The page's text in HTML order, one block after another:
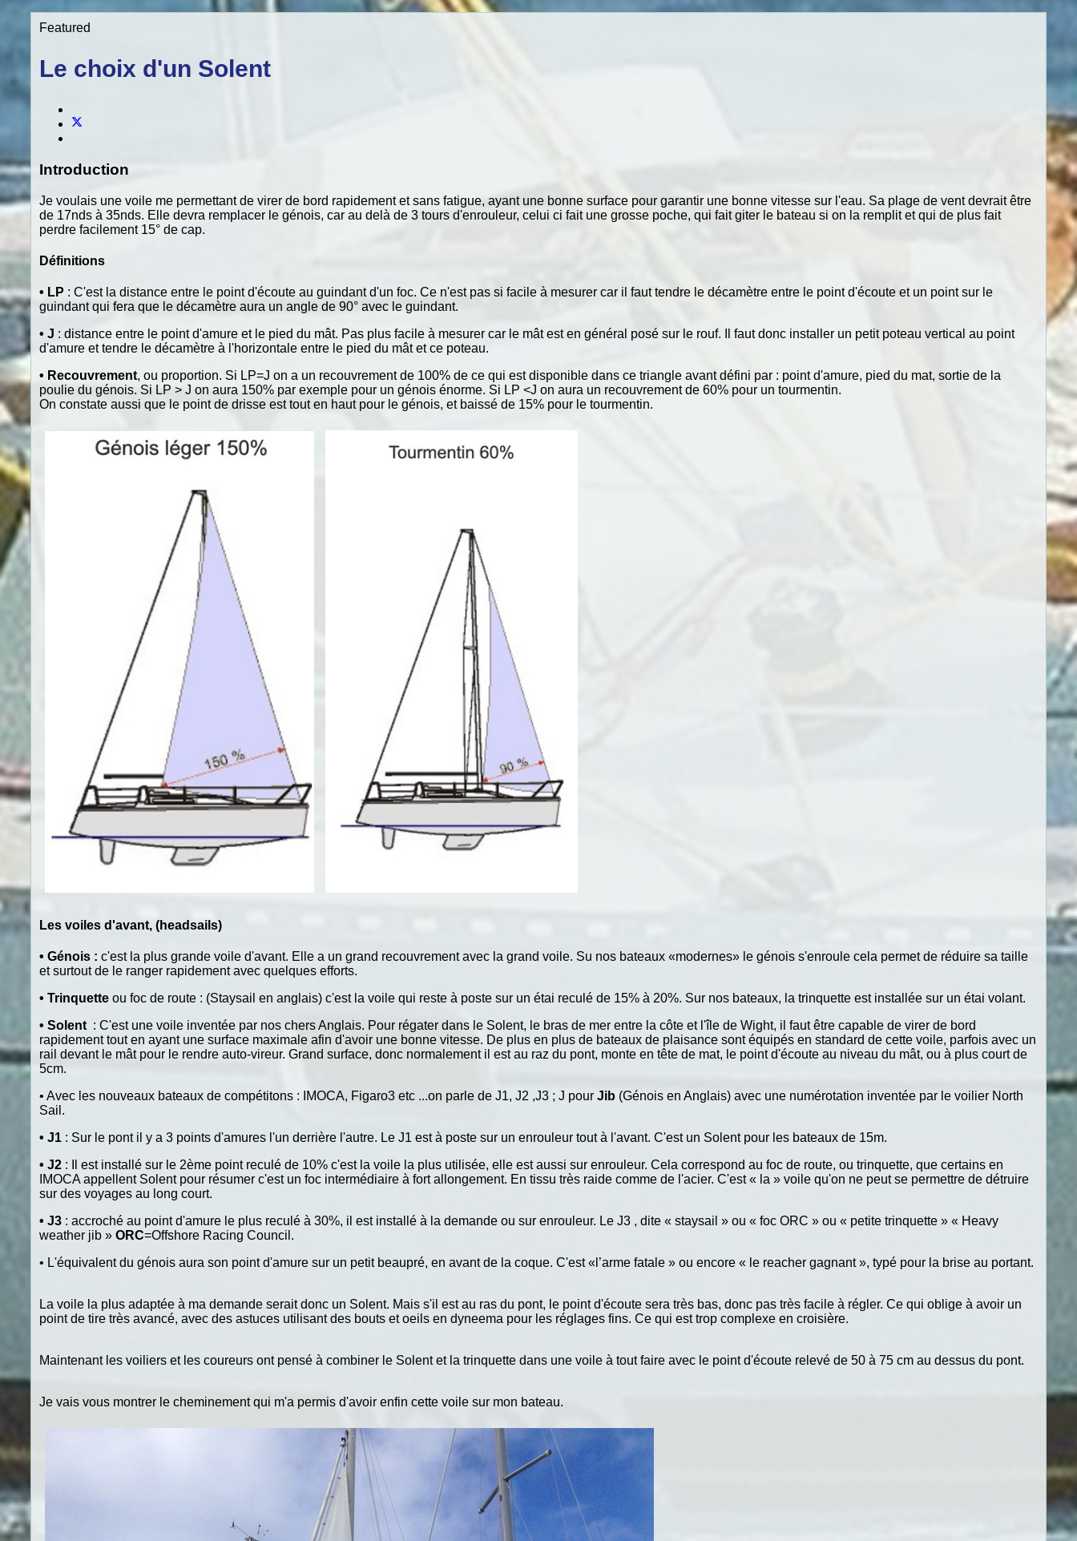
Featured
Le choix d'un Solent
Introduction
Je voulais une voile me permettant de virer de bord rapidement et sans fatigue, ayant une bonne surface pour garantir une bonne vitesse sur l'eau. Sa plage de vent devrait être
de 17nds à 35nds. Elle devra remplacer le génois, car au delà de 3 tours d'enrouleur, celui ci fait une grosse poche, qui fait giter le bateau si on la remplit et qui de plus fait
perdre facilement 15° de cap.
Définitions
• LP : C'est la distance entre le point d'écoute au guindant d'un foc. Ce n'est pas si facile à mesurer car il faut tendre le décamètre entre le point d'écoute et un point sur le
guindant qui fera que le décamètre aura un angle de 90° avec le guindant.
• J : distance entre le point d'amure et le pied du mât. Pas plus facile à mesurer car le mât est en général posé sur le rouf. Il faut donc installer un petit poteau vertical au point
d'amure et tendre le décamètre à l'horizontale entre le pied du mât et ce poteau.
• Recouvrement, ou proportion. Si LP=J on a un recouvrement de 100% de ce qui est disponible dans ce triangle avant défini par : point d'amure, pied du mat, sortie de la
poulie du génois. Si LP > J on aura 150% par exemple pour un génois énorme. Si LP <J on aura un recouvrement de 60% pour un tourmentin.
On constate aussi que le point de drisse est tout en haut pour le génois, et baissé de 15% pour le tourmentin.
Les voiles d'avant, (headsails)
• Génois : c'est la plus grande voile d'avant. Elle a un grand recouvrement avec la grand voile. Su nos bateaux «modernes» le génois s'enroule cela permet de réduire sa taille
et surtout de le ranger rapidement avec quelques efforts.
• Trinquette ou foc de route : (Staysail en anglais) c'est la voile qui reste à poste sur un étai reculé de 15% à 20%. Sur nos bateaux, la trinquette est installée sur un étai volant.
• Solent : C'est une voile inventée par nos chers Anglais. Pour régater dans le Solent, le bras de mer entre la côte et l'île de Wight, il faut être capable de virer de bord
rapidement tout en ayant une surface maximale afin d'avoir une bonne vitesse. De plus en plus de bateaux de plaisance sont équipés en standard de cette voile, parfois avec un
rail devant le mât pour le rendre auto-vireur. Grand surface, donc normalement il est au raz du pont, monte en tête de mat, le point d'écoute au niveau du mât, ou à plus court de
5cm.
• Avec les nouveaux bateaux de compétitons : IMOCA, Figaro3 etc ...on parle de J1, J2 ,J3 ; J pour Jib (Génois en Anglais) avec une numérotation inventée par le voilier North
Sail.
• J1 : Sur le pont il y a 3 points d'amures l'un derrière l'autre. Le J1 est à poste sur un enrouleur tout à l'avant. C'est un Solent pour les bateaux de 15m.
• J2 : Il est installé sur le 2ème point reculé de 10% c'est la voile la plus utilisée, elle est aussi sur enrouleur. Cela correspond au foc de route, ou trinquette, que certains en
IMOCA appellent Solent pour résumer c'est un foc intermédiaire à fort allongement. En tissu très raide comme de l'acier. C'est « la » voile qu'on ne peut se permettre de détruire
sur des voyages au long court.
• J3 : accroché au point d'amure le plus reculé à 30%, il est installé à la demande ou sur enrouleur. Le J3 , dite « staysail » ou « foc ORC » ou « petite trinquette » « Heavy
weather jib » ORC=Offshore Racing Council.
• L'équivalent du génois aura son point d'amure sur un petit beaupré, en avant de la coque. C'est «l’arme fatale » ou encore « le reacher gagnant », typé pour la brise au portant.
La voile la plus adaptée à ma demande serait donc un Solent. Mais s'il est au ras du pont, le point d'écoute sera très bas, donc pas très facile à régler. Ce qui oblige à avoir un
point de tire très avancé, avec des astuces utilisant des bouts et oeils en dyneema pour les réglages fins. Ce qui est trop complexe en croisière.
Maintenant les voiliers et les coureurs ont pensé à combiner le Solent et la trinquette dans une voile à tout faire avec le point d'écoute relevé de 50 à 75 cm au dessus du pont.
Je vais vous montrer le cheminement qui m'a permis d'avoir enfin cette voile sur mon bateau.